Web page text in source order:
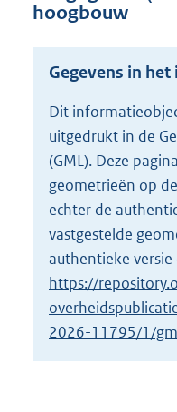
hoogbouw
Gegevens in
Dit
uitgedrukt in de
(GML). Deze
geometrieën op
echter de
vastgestelde
authentieke
https://
2026-11795/1/